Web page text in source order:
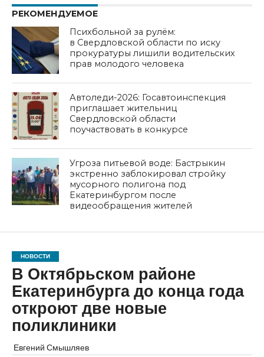
РЕКОМЕНДУЕМОЕ
Психбольной за рулём:
в Свердловской области по иску
прокуратуры лишили водительских
прав молодого человека
Автоледи-2026: Госавтоинспекция
приглашает жительниц
Свердловской области
поучаствовать в конкурсе
Угроза питьевой воде: Бастрыкин
экстренно заблокировал стройку
мусорного полигона под
Екатеринбургом после
видеообращения жителей
НОВОСТИ
В Октябрьском районе
Екатеринбурга до конца года
откроют две новые
поликлиники
Евгений Смышляев